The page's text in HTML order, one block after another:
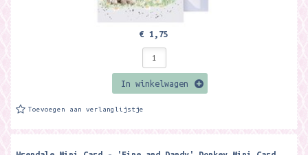
€ 1,75
In winkelwagen
Toevoegen aan verlanglijstje